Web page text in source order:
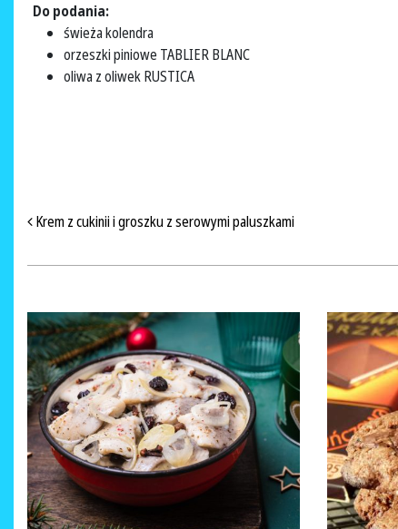
Do podania:
świeża kolendra
orzeszki piniowe TABLIER BLANC
oliwa z oliwek RUSTICA
NAWIGACJA PO ARTYKUŁACH
Krem z cukinii i groszku z serowymi paluszkami